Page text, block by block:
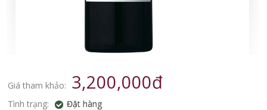
Giá tham khảo: 3,200,000đ
Tình trạng:
Đặt hàng